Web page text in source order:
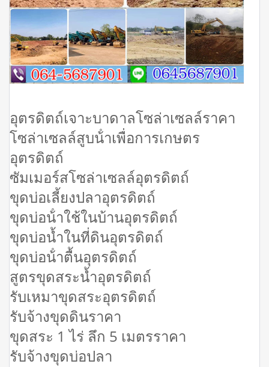
อุตรดิตถ์เจาะบาดาลโซล่าเซลล์ราคา
โซล่าเซลล์สูบน้ําเพื่อการเกษตร
อุตรดิตถ์
ซัมเมอร์สโซล่าเซลล์อุตรดิตถ์
ขุดบ่อเลี้ยงปลาอุตรดิตถ์
ขุดบ่อน้ําใช้ในบ้านอุตรดิตถ์
ขุดบ่อน้ำในที่ดินอุตรดิตถ์
ขุดบ่อน้ําตื้นอุตรดิตถ์
สูตรขุดสระน้ำอุตรดิตถ์
รับเหมาขุดสระอุตรดิตถ์
รับจ้างขุดดินราคา
ขุดสระ 1 ไร่ ลึก 5 เมตรราคา
รับจ้างขุดบ่อปลา